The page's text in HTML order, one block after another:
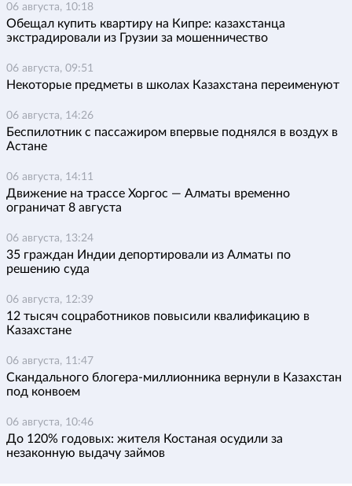
06 августа, 10:18
Обещал купить квартиру на Кипре: казахстанца
экстрадировали из Грузии за мошенничество
06 августа, 09:51
Некоторые предметы в школах Казахстана переименуют
06 августа, 14:26
Беспилотник с пассажиром впервые поднялся в воздух в
Астане
06 августа, 14:11
Движение на трассе Хоргос — Алматы временно
ограничат 8 августа
06 августа, 13:24
35 граждан Индии депортировали из Алматы по
решению суда
06 августа, 12:39
12 тысяч соцработников повысили квалификацию в
Казахстане
06 августа, 11:47
Скандального блогера-миллионника вернули в Казахстан
под конвоем
06 августа, 10:46
До 120% годовых: жителя Костаная осудили за
незаконную выдачу займов